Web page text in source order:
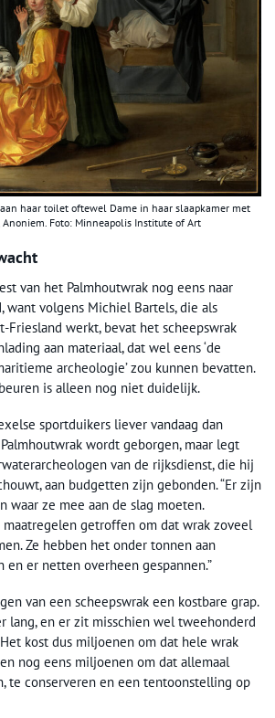
haar toilet oftewel Dame in haar slaapkamer met
Foto: Minneapolis Institute of Art
van het Palmhoutwrak nog eens naar
want volgens Michiel Bartels, die als
Friesland werkt, bevat het scheepswrak
aan materiaal, dat wel eens ‘de
archeologie’ zou kunnen bevatten.
is alleen nog niet duidelijk.
sportduikers liever vandaag dan
wordt geborgen, maar legt
van de rijksdienst, die hij
aan budgetten zijn gebonden. “Er zijn
waar ze mee aan de slag moeten.
getroffen om dat wrak zoveel
Ze hebben het onder tonnen aan
en er netten overheen gespannen.”
van een scheepswrak een kostbare grap.
lang, en er zit misschien wel tweehonderd
kost dus miljoenen om dat hele wrak
nog eens miljoenen om dat allemaal
te conserveren en een tentoonstelling op